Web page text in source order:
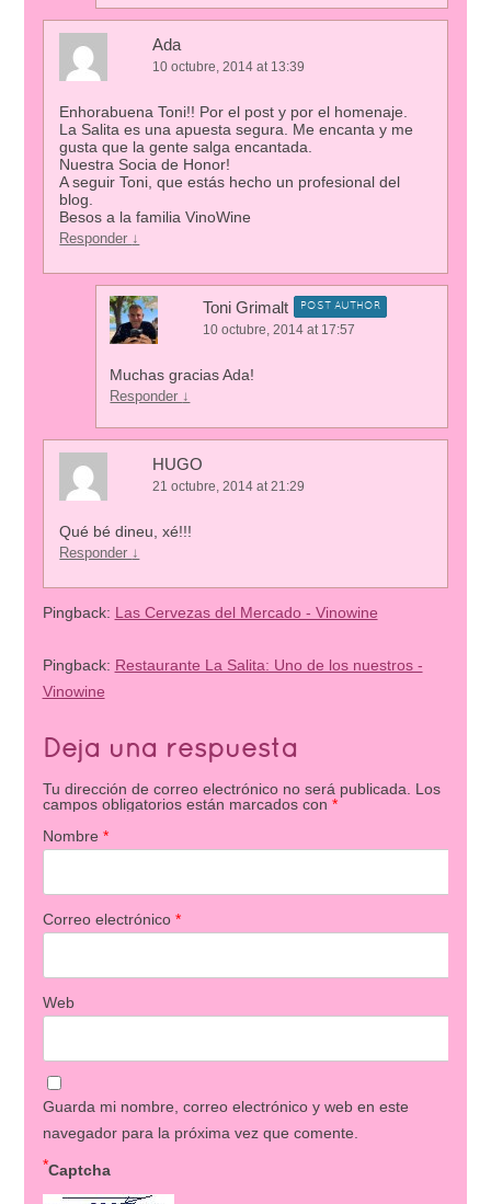
Ada
10 octubre, 2014 at 13:39
Enhorabuena Toni!! Por el post y por el homenaje.
La Salita es una apuesta segura. Me encanta y me
gusta que la gente salga encantada.
Nuestra Socia de Honor!
A seguir Toni, que estás hecho un profesional del
blog.
Besos a la familia VinoWine
Responder ↓
Toni Grimalt POST AUTHOR
10 octubre, 2014 at 17:57
Muchas gracias Ada!
Responder ↓
HUGO
21 octubre, 2014 at 21:29
Qué bé dineu, xé!!!
Responder ↓
Pingback: Las Cervezas del Mercado - Vinowine
Pingback: Restaurante La Salita: Uno de los nuestros -
Vinowine
Deja una respuesta
Tu dirección de correo electrónico no será publicada.
Los
campos obligatorios están marcados con *
Nombre *
Correo electrónico *
Web
Guarda mi nombre, correo electrónico y web en este
navegador para la próxima vez que comente.
Captcha
*